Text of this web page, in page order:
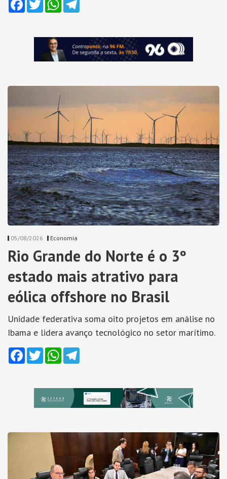
05/08/2026 Economia
Rio Grande do Norte é o 3º
estado mais atrativo para
eólica offshore no Brasil
Unidade federativa soma oito projetos em análise no
Ibama e lidera avanço tecnológico no setor marítimo.
Facebook
TwitterWhatsApp